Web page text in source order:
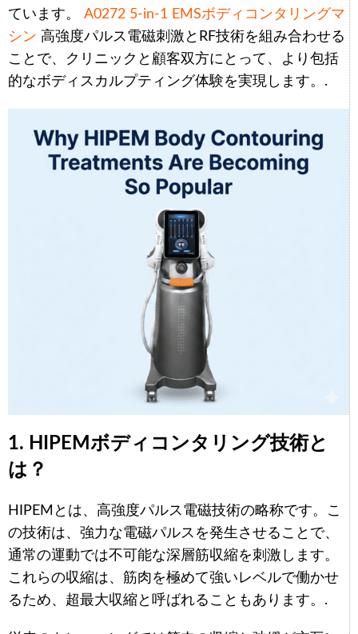
ています。 A0272 5-in-1 EMSボディコンタリングマ
シン 高強度パルス電磁刺激とRF技術を組み合わせる
ことで、クリニックと顧客双方にとって、より包括
的なボディスカルプティング体験を実現します。.
1. HIPEMボディコンタリング技術と
は？
HIPEMとは、高強度パルス電磁技術の略称です。こ
の技術は、強力な電磁パルスを発生させることで、
通常の運動では不可能な深層筋収縮を刺激します。
これらの収縮は、筋肉を極めて強いレベルで働かせ
るため、超最大収縮と呼ばれることもあります。.